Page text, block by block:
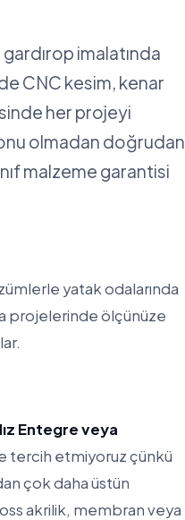
imalatında
CNC kesim, kenar
her projeyi
olmadan doğrudan
malzeme garantisi
yatak odalarında
projelerinde ölçünüze
Entegre veya
tercih etmiyoruz çünkü
çok daha üstün
akrilik, membran veya